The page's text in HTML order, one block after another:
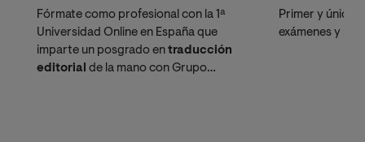
Fórmate como profesional con la 1ª
Universidad Online en España que
imparte un posgrado entraducción
editorial de la mano con Grupo
Primer y único
exámenes y